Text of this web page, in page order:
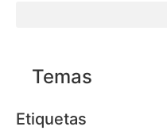
Temas
Etiquetas